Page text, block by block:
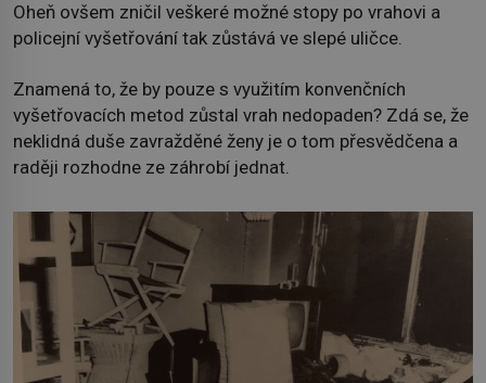
Oheň ovšem zničil veškeré možné stopy po vrahovi a
policejní vyšetřování tak zůstává ve slepé uličce.
Znamená to, že by pouze s využitím konvenčních
vyšetřovacích metod zůstal vrah nedopaden? Zdá se, že
neklidná duše zavražděné ženy je o tom přesvědčena a
raději rozhodne ze záhrobí jednat.